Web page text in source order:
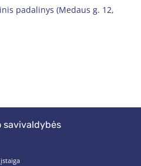
padalinys (Medaus g. 12,
savivaldybės